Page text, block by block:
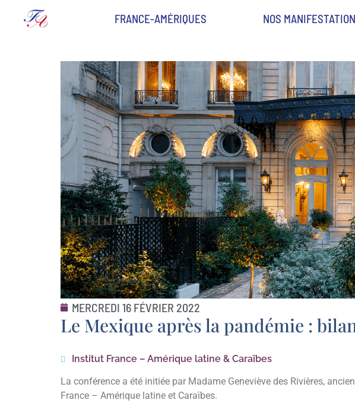
FRANCE-AMÉRIQUES NOS
MERCREDI 16 FÉVRIER 2022
Le Mexique après la pandémie :
Institut France – Amérique latine & Caraïbes
La conférence a été initiée par Madame Geneviève des Rivières,
France – Amérique latine et Caraïbes.